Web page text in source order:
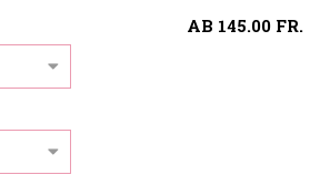
AB 145.00 FR.